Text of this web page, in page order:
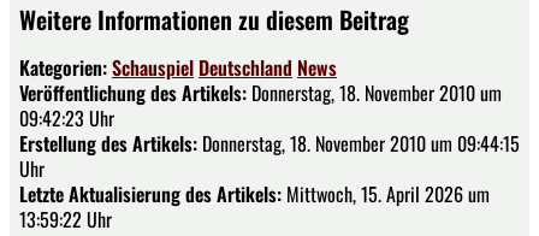
Weitere Informationen zu diesem Beitrag
Kategorien:Schauspiel Deutschland News
Veröffentlichung des Artikels: Donnerstag, 18. November 2010 um
09:42:23 Uhr
Erstellung des Artikels: Donnerstag, 18. November 2010 um 09:44:15
Uhr
Letzte Aktualisierung des Artikels: Mittwoch, 15. April 2026 um
13:59:22 Uhr